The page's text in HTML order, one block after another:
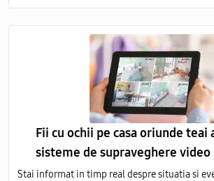
gazoase (C) pe întregul volum al obiectului
Fii cu ochii pe casa oriunde teai
sisteme de supraveghere video
Stai informat in timp real despre situatia si